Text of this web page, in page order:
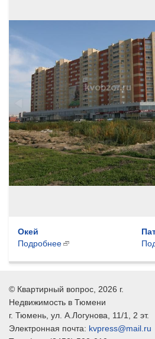
Окей
Подробнее
© Квартирный вопрос , 2026 г.
Недвижимость в Тюмени
г. Тюмень , ул. А.Логунова, 11/1, 2 эт.
Электронная почта: kvpress@mail.ru